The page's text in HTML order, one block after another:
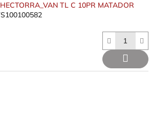
TL C 10PR MATADOR